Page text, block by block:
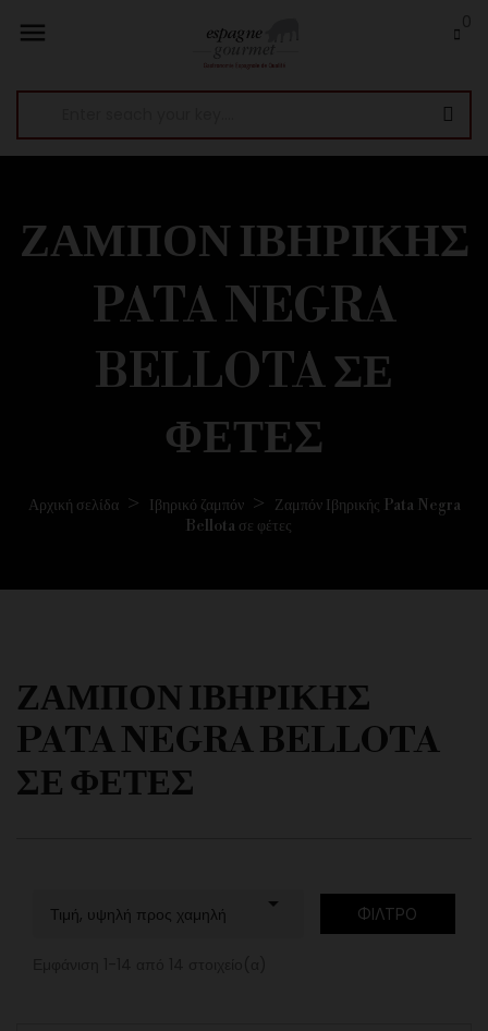

ΖΑΜΠΌΝ ΙΒΗΡΙΚΉΣ
PATA NEGRA
BELLOTA ΣΕ
ΦΈΤΕΣ
Αρχική σελίδα Ιβηρικό ζαμπόν
Ζαμπόν Ιβηρικής Pata Negra
Bellota σε φέτες
ΖΑΜΠΌΝ ΙΒΗΡΙΚΉΣ
PATA NEGRA BELLOTA
ΣΕ ΦΈΤΕΣ
Τιμή, υψηλή προς χαμηλή  ΦΊΛΤΡΟ